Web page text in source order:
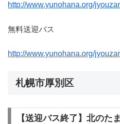
http://www.yunohana.org/
無料送迎バス
http://www.yunohana.org/
札幌市厚別区
【送迎バス終了】北のた